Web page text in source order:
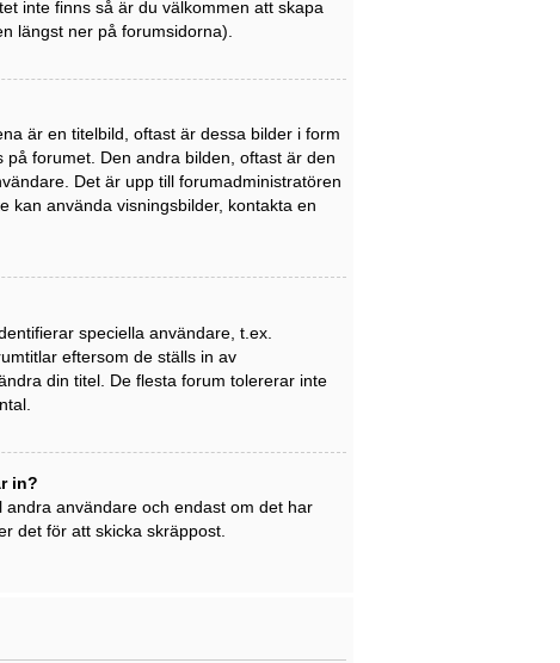
inte finns så är du välkommen att skapa
längst ner på forumsidorna).
är en titelbild, oftast är dessa bilder i form
forumet. Den andra bilden, oftast är den
Det är upp till forumadministratören
kan använda visningsbilder, kontakta en
speciella användare, t.ex.
eftersom de ställs in av
din titel. De flesta forum tolererar inte
in?
användare och endast om det har
det för att skicka skräppost.